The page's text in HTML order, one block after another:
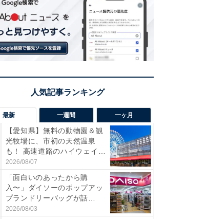
最新 一週間 一ヶ月
【愛知県】無料の動物園＆観
光牧場に、市初の天然温泉
も！ 高速道路のハイウェイオ
ア...
2026/08/07
「面白いのあったから購
入〜」ダイソーのポップアッ
プランドリーバッグが話
題。“さま...
2026/08/03